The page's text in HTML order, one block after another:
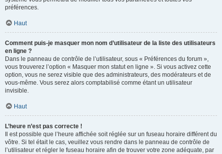
préférences.
Haut
Comment puis-je masquer mon nom d’utilisateur de la liste des utilisateurs
en ligne ?
Dans le panneau de contrôle de l’utilisateur, sous « Préférences du forum »,
vous trouverez l’option « Masquer mon statut en ligne ». Si vous activez cette
option, vous ne serez visible que des administrateurs, des modérateurs et de
vous-même. Vous serez alors comptabilisé comme étant un utilisateur
invisible.
Haut
L’heure n’est pas correcte !
Il est possible que l’heure affichée soit réglée sur un fuseau horaire différent du
vôtre. Si tel était le cas, veuillez vous rendre dans le panneau de contrôle de
l’utilisateur et régler le fuseau horaire afin de trouver votre zone adéquate, par